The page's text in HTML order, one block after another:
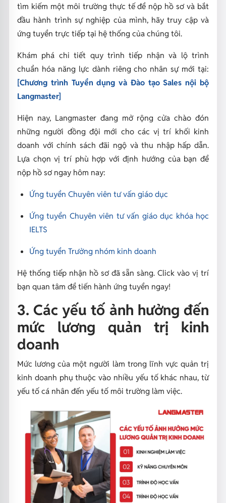
tìm kiếm một môi trường thực tế để nộp hồ sơ và bắt
đầu hành trình sự nghiệp của mình, hãy truy cập và
ứng tuyển trực tiếp tại hệ thống của chúng tôi.
Khám phá chi tiết quy trình tiếp nhận và lộ trình
chuẩn hóa năng lực dành riêng cho nhân sự mới tại:
[Chương trình Tuyển dụng và Đào tạo Sales nội bộ
Langmaster]
Hiện nay, Langmaster đang mở rộng cửa chào đón
những người đồng đội mới cho các vị trí khối kinh
doanh với chính sách đãi ngộ và thu nhập hấp dẫn.
Lựa chọn vị trí phù hợp với định hướng của bạn để
nộp hồ sơ ngay hôm nay:
Ứng tuyển Chuyên viên tư vấn giáo dục
Ứng tuyển Chuyên viên tư vấn giáo dục khóa học
IELTS
Ứng tuyển Trưởng nhóm kinh doanh
Hệ thống tiếp nhận hồ sơ đã sẵn sàng. Click vào vị trí
bạn quan tâm để tiến hành ứng tuyển ngay!
3. Các yếu tố ảnh hưởng đến
mức lương quản trị kinh
doanh
Mức lương của một người làm trong lĩnh vực quản trị
kinh doanh phụ thuộc vào nhiều yếu tố khác nhau, từ
yếu tố cá nhân đến yếu tố môi trường làm việc.